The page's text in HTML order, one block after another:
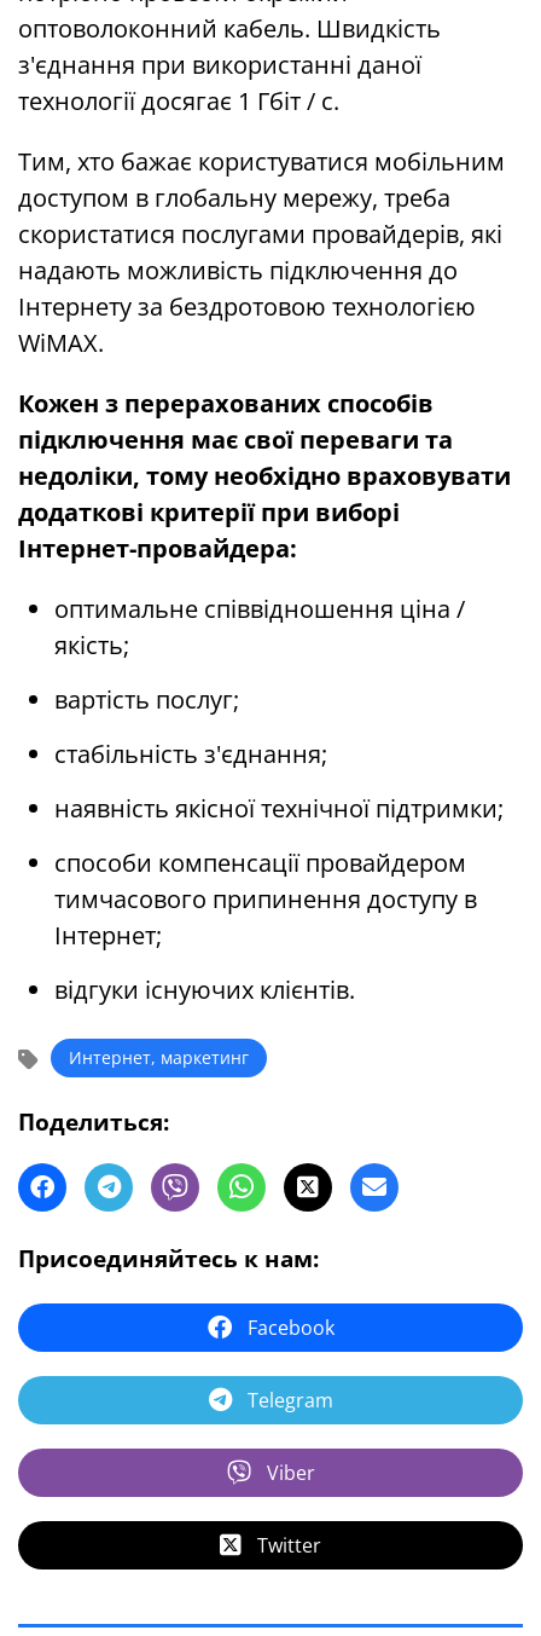
оптоволоконний кабель. Швидкість
з'єднання при використанні даної
технології досягає 1 Гбіт / с.
Тим, хто бажає користуватися мобільним
доступом в глобальну мережу, треба
скористатися послугами провайдерів, які
надають можливість підключення до
Інтернету за бездротовою технологією
WiMAX.
Кожен з перерахованих способів
підключення має свої переваги та
недоліки, тому необхідно враховувати
додаткові критерії при виборі
Інтернет-провайдера:
оптимальне співвідношення ціна /
якість;
вартість послуг;
стабільність з'єднання;
наявність якісної технічної підтримки;
способи компенсації провайдером
тимчасового припинення доступу в
Інтернет;
відгуки існуючих клієнтів.
Интернет, маркетинг
Поделиться:
Присоединяйтесь к нам:
Facebook
Telegram
Viber
Twitter